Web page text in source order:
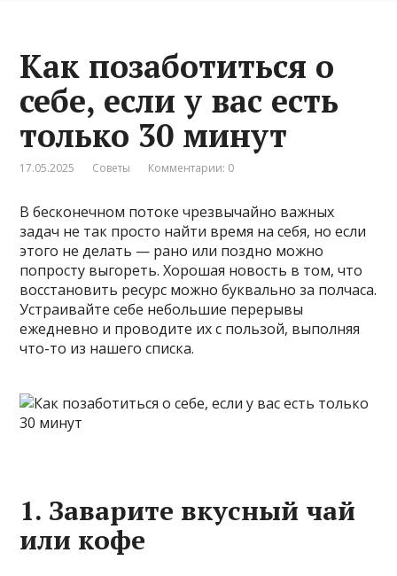
Как позаботиться о
себе, если у вас есть
только 30 минут
17.05.2025 Советы Комментарии: 0
В бесконечном потоке чрезвычайно важных
задач не так просто найти время на себя, но если
этого не делать — рано или поздно можно
попросту выгореть. Хорошая новость в том, что
восстановить ресурс можно буквально за полчаса.
Устраивайте себе небольшие перерывы
ежедневно и проводите их с пользой, выполняя
что-то из нашего списка.
1. Заварите вкусный чай
или кофе